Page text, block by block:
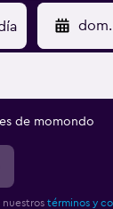
de momondo
nuestros términos y